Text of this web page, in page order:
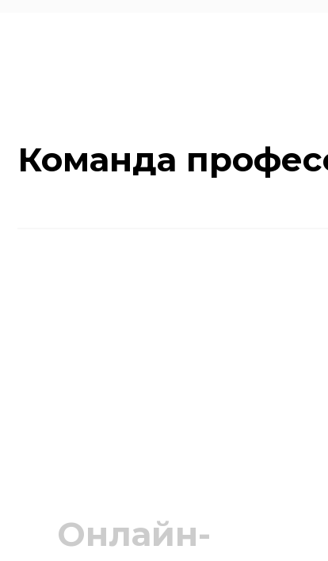
Команда
Онлайн-